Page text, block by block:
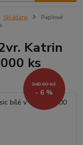
Skládané
Papírové
Katrin
ks
840,00 Kč
- 6 %